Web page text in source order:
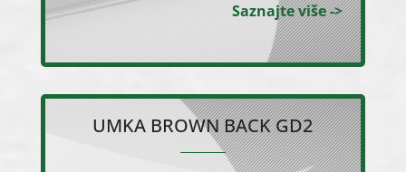
Saznajte više ->
UMKA BROWN BACK GD2